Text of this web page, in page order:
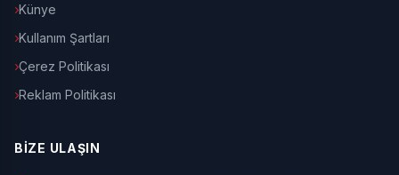
Künye
Kullanım Şartları
Çerez Politikası
Reklam Politikası
BİZE ULAŞIN